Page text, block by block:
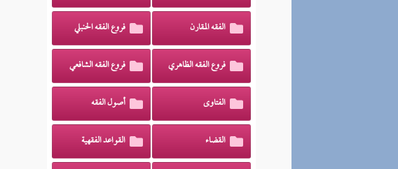
الفقه المقارن فروع الفقه الحنبلي
فروع الفقه الظاهري فروع الفقه الشافعي
الفتاوى أصول الفقه
القضاء القواعد الفقهية